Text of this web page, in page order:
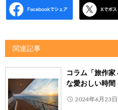
関連記事
コラム「旅作
な愛おしい時間
2024年6月23日